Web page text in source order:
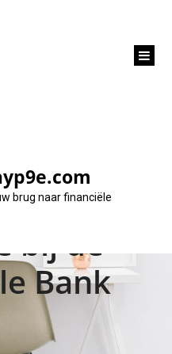
brug naar financiële
en
bij een
bij de
Bank